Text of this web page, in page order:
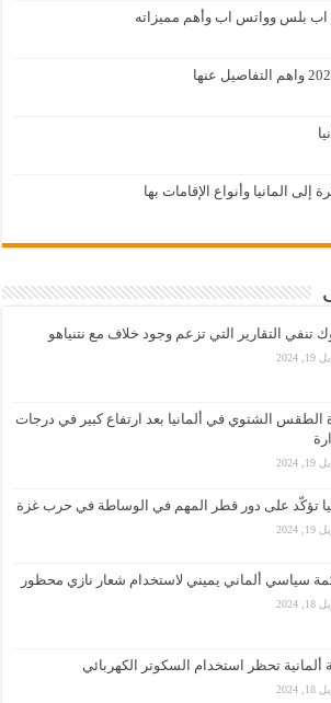
اب بلس وواتس اب وأهم مميزاته
المانيا وأنواع الإقامات بها
تنفي التقارير التي تزعم وجود خلاف مع نتنياهو
19, 2024
الطقس الشتوي في ألمانيا بعد ارتفاع كبير في درجات
19, 2024
تؤكّد على دور قطر المهم في الوساطة في حرب غزة
19, 2024
سياسي ألماني يميني لاستخدام شعار نازي محظور
18, 2024
ألمانية تحظر استخدام السكوتر الكهربائي
18, 2024